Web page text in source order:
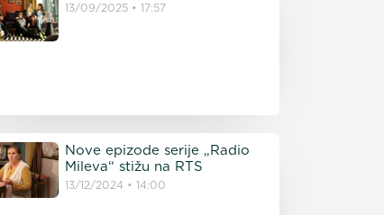
13/09/2025 17:57
Nove epizode serije „Radio
Mileva“ stižu na RTS
13/12/2024 14:00